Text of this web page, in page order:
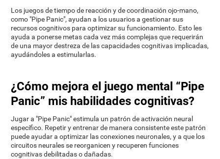
Los juegos de tiempo de reacción y de coordinación ojo-mano,
como "Pipe Panic", ayudan a los usuarios a gestionar sus
recursos cognitivos para optimizar su funcionamiento. Esto les
ayuda a ponerse metas cada vez más complejas que requerirán
de una mayor destreza de las capacidades cognitivas implicadas,
ayudándoles a estimularlas.
¿Cómo mejora el juego mental “Pipe
Panic” mis habilidades cognitivas?
Jugar a "Pipe Panic" estimula un patrón de activación neural
específico. Repetir y entrenar de manera consistente este patrón
puede ayudar a optimizar las conexiones neuronales, y a que los
circuitos neurales se reorganicen y recuperen funciones
cognitivas debilitadas o dañadas.